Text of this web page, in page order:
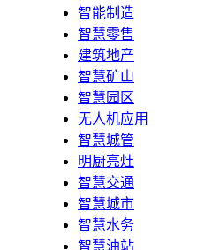
智能制造
智慧零售
建筑地产
智慧矿山
智慧园区
无人机应用
智慧城管
明厨亮灶
智慧交通
智慧城市
智慧水务
智慧油站